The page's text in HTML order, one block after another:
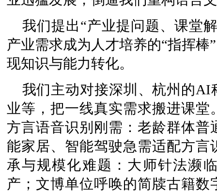
我们提出“产业提问题、课堂
产业需求成为人才培养的“指挥
现知识与能力转化。
我们主动对接深圳、杭州的
业等，把一线真实需求搬进课
方言语音识别刚需：老龄群体
能家居、智能驾驶急需适配方
承与规模化难题：大师针法濒
产；文博单位呼唤的简牍古籍